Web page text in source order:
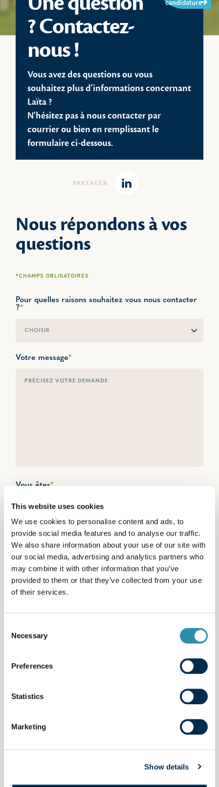
This website uses cookies
We use cookies to personalise content and ads, to
provide social media features and to analyse our traffic.
We also share information about your use of our site with
our social media, advertising and analytics partners who
may combine it with other information that you’ve
provided to them or that they’ve collected from your use
of their services.
Selection
Necessary
Preferences
Statistics
Marketing
Show details
? Contactez-
nous !
Vous avez des questions ou vous
souhaitez plus d'informations concernant
Laïta ?
N'hésitez pas à nous contacter par
courrier ou bien en remplissant le
formulaire ci-dessous.
candidature
PARTAGER
Linkedin
Nous répondons à vos
questions
*CHAMPS OBLIGATOIRES
Pour quelles raisons souhaitez vous nous contacter
?*
EXPORT
Votre message*
Vous êtes*
UN PROFESSIONNEL
Votre civilité *
CHOISIR
Votre mail
Votre téléphone*